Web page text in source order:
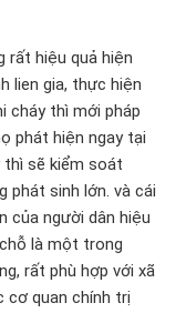
rất hiệu quả hiện
lien gia, thực hiện
cháy thì mới pháp
phát hiện ngay tại
thì sẽ kiểm soát
phát sinh lớn. và cái
của người dân hiệu
là một trong
rất phù hợp với xã
cơ quan chính trị